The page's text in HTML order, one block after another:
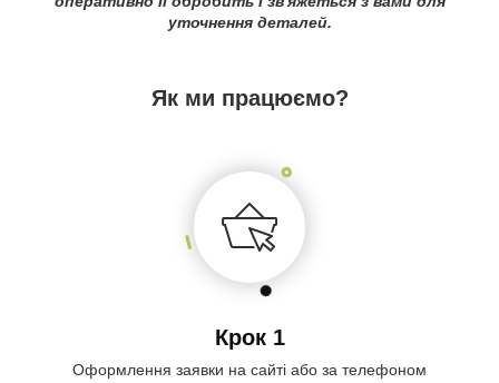
уточнення деталей.
Як ми працюємо?
Крок 1
Оформлення заявки на сайті або за телефоном